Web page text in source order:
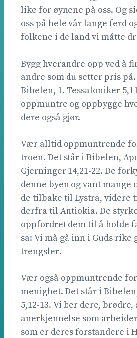
like for øynene på oss. Og
oss på hele vår lange ferd
folkene i de land vi måtte dra
Bygg hverandre opp ved å
andre som du setter pris
Bibelen, 1. Tessaloniker
oppmuntre og oppbygge
dere også gjør.
Vær alltid oppmuntrende
troen. Det står i Bibelen,
Gjerninger 14,21-22. De
denne byen og vant mange
de tilbake til Lystra, videre
derfra til Antiokia. De
oppfordret dem til å holde
sa: Vi må gå inn i Guds
trengsler.
Vær også oppmuntrende
menighet. Det står i
5,12-13. Vi ber dere,
anerkjennelse som
som er deres forstandere i